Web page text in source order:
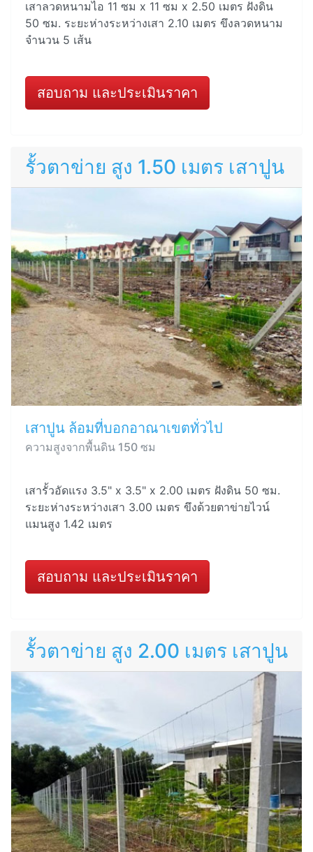
เสาลวดหนามไอ 11 ซม x 11 ซม x 2.50 เมตร ฝังดิน
50 ซม. ระยะห่างระหว่างเสา 2.10 เมตร ขึงลวดหนาม
จำนวน 5 เส้น
สอบถาม และประเมินราคา
รั้วตาข่าย สูง 1.50 เมตร เสาปูน
เสาปูน ล้อมที่บอกอาณาเขตทั่วไป
ความสูงจากพื้นดิน 150 ซม
เสารั้วอัดแรง 3.5" x 3.5" x 2.00 เมตร ฝังดิน 50 ซม.
ระยะห่างระหว่างเสา 3.00 เมตร ขึงด้วยตาข่ายไวน์
แมนสูง 1.42 เมตร
สอบถาม และประเมินราคา
รั้วตาข่าย สูง 2.00 เมตร เสาปูน